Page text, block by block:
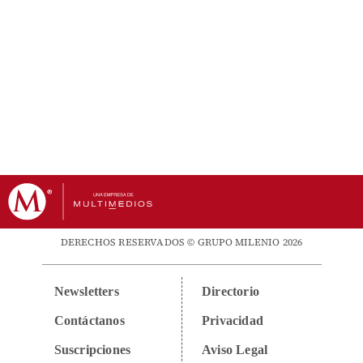
DERECHOS RESERVADOS © GRUPO MILENIO 2026
Newsletters
Contáctanos
Suscripciones
Directorio
Privacidad
Aviso Legal